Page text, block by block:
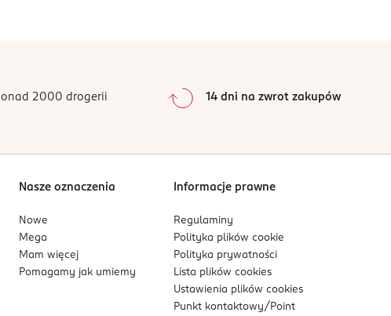
2000 drogerii 14 dni na zwrot zakupów
Nasze oznaczenia
Nowe
Mega
Mam więcej
Pomagamy jak umiemy
Informacje prawne
Regulaminy
Polityka plikówcookie
Polityka prywatności
Lista plikówcookies
Ustawienia plikówcookies
Punkt kontaktowy/ Point